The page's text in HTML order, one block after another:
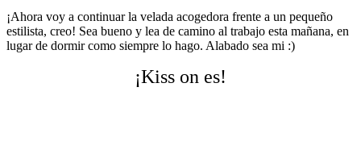
¡Ahora voy a continuar la velada acogedora frente a un pequeño
estilista, creo! Sea bueno y lea de camino al trabajo esta mañana, en
lugar de dormir como siempre lo hago. Alabado sea mi :)
¡Kiss on es!